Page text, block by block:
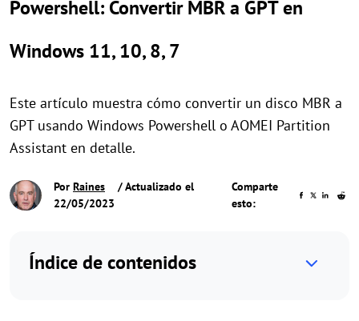
Powershell: Convertir MBR a GPT en
Windows 11, 10, 8, 7
Este artículo muestra cómo convertir un disco MBR a
GPT usando Windows Powershell o AOMEI Partition
Assistant en detalle.
Por Raines
/ Actualizado el
22/05/2023
Comparte
esto:
Índice de contenidos